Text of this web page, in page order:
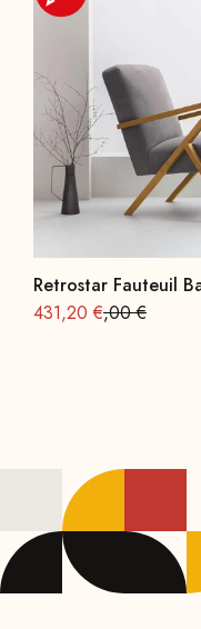
Retrostar Fauteuil
Offre à partir de
431,20 €Prix normal :
,00 €